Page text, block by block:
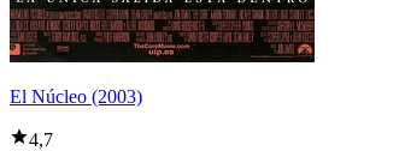
El Núcleo (2003)
4,7